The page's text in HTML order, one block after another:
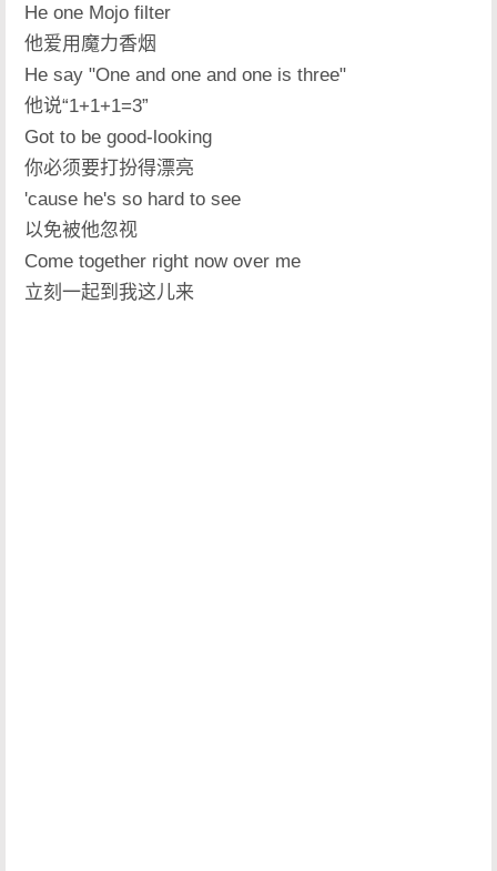
He one Mojo filter
他爱用魔力香烟
He say "One and one and one is three"
他说“1+1+1=3”
Got to be good-looking
你必须要打扮得漂亮
'cause he's so hard to see
以免被他忽视
Come together right now over me
立刻一起到我这儿来